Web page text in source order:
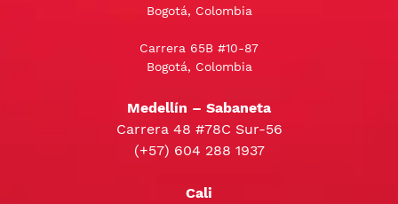
Bogotá, Colombia
Carrera 65B #10-87
Bogotá, Colombia
Medellín – Sabaneta
Carrera 48 #78C Sur-56
(+57) 604 288 1937
Cali